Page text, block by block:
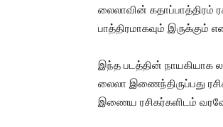
லைலாவின் கதாப்பாத்திரம்
பாத்திரமாகவும் இருக்கும்
இந்த படத்தின் நாயகியாக
லைலா இணைந்திருப்பது
இணைய ரசிகர்களிடம்